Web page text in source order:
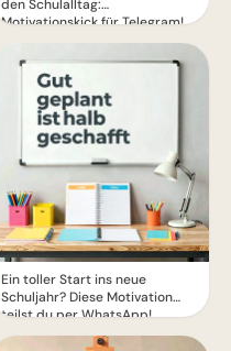
den Schulalltag:
Motivationskick für Telegram!
Ein toller Start ins neue
Schuljahr? Diese Motivation
teilst du per WhatsApp!